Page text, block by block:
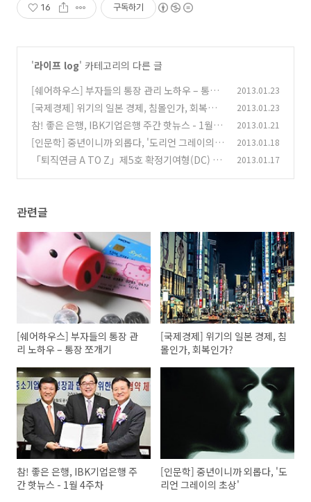
16 구독하기
'라이프 log' 카테고리의 다른 글
[쉐어하우스] 부자들의 통장 관리 노하우 – 통장
쪼개기 (9)
2013.01.23
[국제경제] 위기의 일본 경제, 침몰인가, 회복인
가?
(2)
2013.01.23
참! 좋은 은행, IBK기업은행 주간 핫뉴스 - 1월 4
주차 (9)
2013.01.21
[인문학] 중년이니까 외롭다, '도리언 그레이의
초상'
(9)
2013.01.18
「퇴직연금 A TO Z」제5호 확정기여형(DC) 중
2013.01.17
관련글
[쉐어하우스] 부자들의 통장 관
리 노하우 – 통장 쪼개기
[국제경제] 위기의 일본 경제, 침
몰인가, 회복인가?
참! 좋은 은행, IBK기업은행 주
간 핫뉴스 - 1월 4주차
[인문학] 중년이니까 외롭다, '도
리언 그레이의 초상'